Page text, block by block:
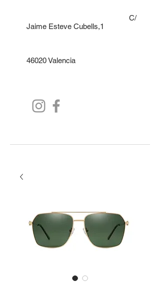
C/
Jaime Esteve Cubells,1
46020 Valencia